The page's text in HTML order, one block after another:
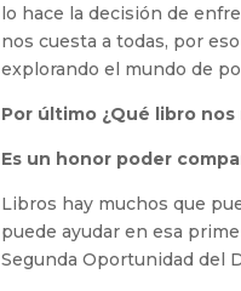
lo hace la decisión de
nos cuesta a todas, por
explorando el mundo de
Por último ¿Qué libro
Es un honor poder
Libros hay muchos que
puede ayudar en esa
Segunda Oportunidad del